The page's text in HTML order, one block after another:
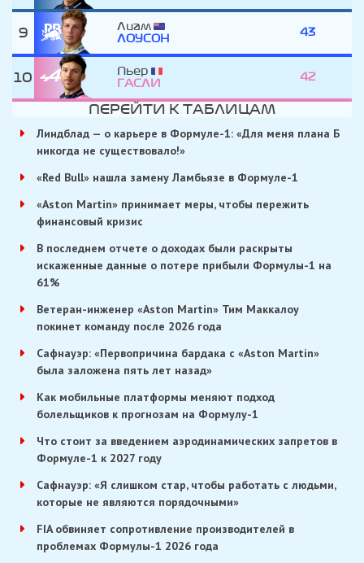
9
Лиам
ЛОУСОН
43
10
Пьер
ГАСЛИ
42
ПЕРЕЙТИ К ТАБЛИЦАМ
Линдблад — о карьере в Формуле-1: «Для меня плана Б
никогда не существовало!»
«Red Bull» нашла замену Ламбьязе в Формуле-1
«Aston Martin» принимает меры, чтобы пережить
финансовый кризис
В последнем отчете о доходах были раскрыты
искаженные данные о потере прибыли Формулы-1 на
61%
Ветеран-инженер «Aston Martin» Тим Маккалоу
покинет команду после 2026 года
Сафнауэр: «Первопричина бардака с «Aston Martin»
была заложена пять лет назад»
Как мобильные платформы меняют подход
болельщиков к прогнозам на Формулу-1
Что стоит за введением аэродинамических запретов в
Формуле-1 к 2027 году
Сафнауэр: «Я слишком стар, чтобы работать с людьми,
которые не являются порядочными»
FIA обвиняет сопротивление производителей в
проблемах Формулы-1 2026 года